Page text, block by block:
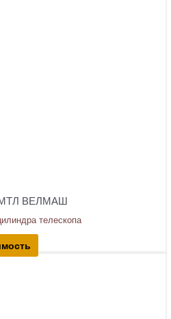
ВЕЛМАШ
телескопа